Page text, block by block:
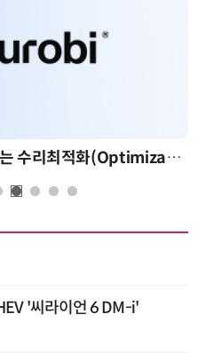
AI 시대의 의사결정을 바꾸는 수리최적화(Optimization): 실제 산업 적용 사례와 활용 전략
'씨라이언 6 DM-i'